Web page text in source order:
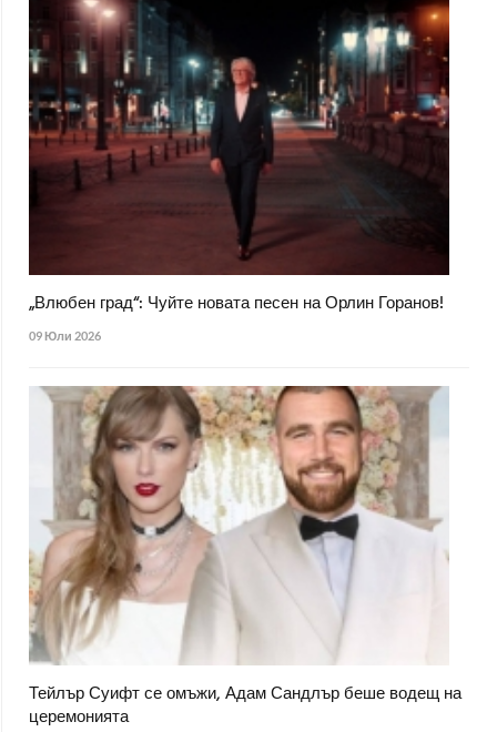
„Влюбен град“: Чуйте новата песен на Орлин Горанов!
09 Юли 2026
Тейлър Суифт се омъжи, Адам Сандлър беше водещ на
церемонията